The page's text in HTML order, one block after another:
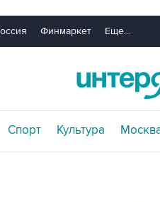
Финмаркет Еще...
Спорт Культура